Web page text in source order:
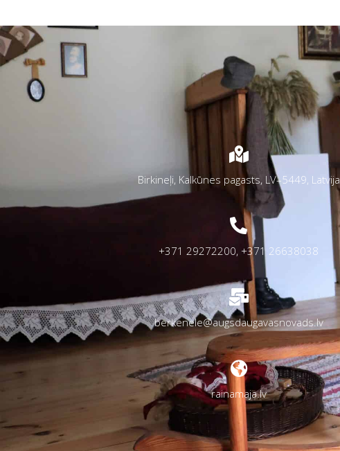
Birkineļi, Kalkūnes pagasts, LV–5449, Latvija
+371 29272200, +371 26638038
berkenele@augsdaugavasnovads.lv
rainamaja.lv